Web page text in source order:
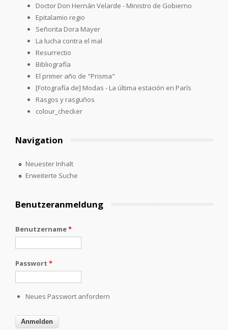
Doctor Don Hernán Velarde - Ministro de Gobierno
Epitalamio regio
Señorita Dora Mayer
La lucha contra el mal
Resurrectio
Bibliografía
El primer año de "Prisma"
[Fotografía de] Modas - La última estación en París
Rasgos y rasguños
colour_checker
Navigation
Neuester Inhalt
Erweiterte Suche
Benutzeranmeldung
Benutzername*
Passwort *
Neues Passwort anfordern